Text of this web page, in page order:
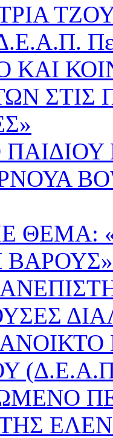
ΚΑΙ
ΣΤΙΣ
ΘΕΜΑ: